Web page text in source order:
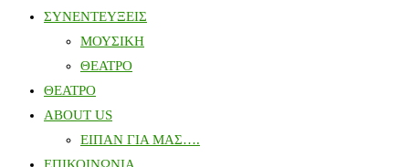
ΣΥΝΕΝΤΕΥΞΕΙΣ
ΜΟΥΣΙΚΗ
ΘΕΑΤΡΟ
ΘΕΑΤΡΟ
ABOUT US
ΕΙΠΑΝ ΓΙΑ ΜΑΣ….